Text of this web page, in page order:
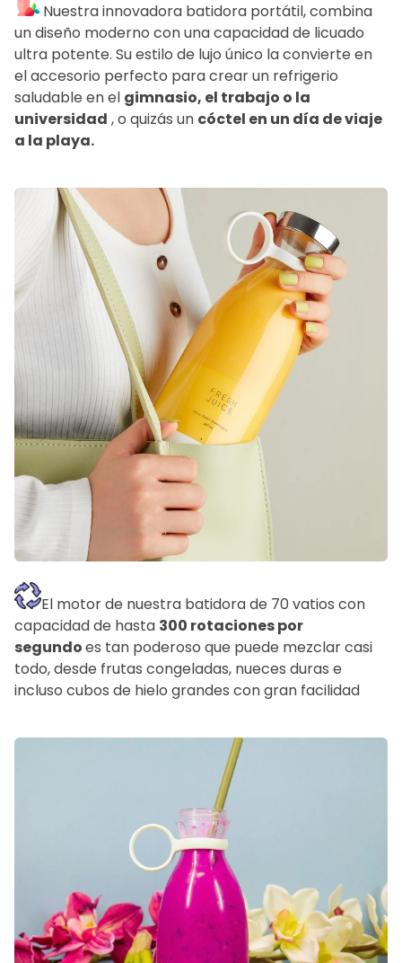
Nuestra innovadora batidora portátil,combina
un diseño moderno con una capacidad de licuado
ultra potente. Su estilo de lujo único la convierte en
el accesorio perfecto para crear un refrigerio
saludable en el gimnasio, el trabajo o la
universidad , o quizás un cóctel en un día de viaje
a la playa.
El motor de nuestra batidora de 70 vatios con
capacidad de hasta 300 rotaciones por
segundoes tan poderoso que puede mezclar casi
todo, desde frutas congeladas, nueces duras e
incluso cubos de hielo grandes con gran facilidad